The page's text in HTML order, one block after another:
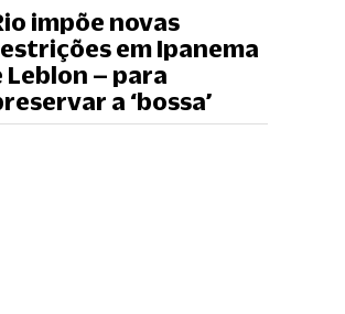
impõe novas
em Ipanema
Leblon – para
a ‘bossa’